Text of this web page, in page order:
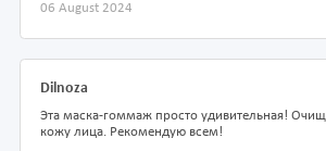
06 August 2024
Dilnoza
Эта маска-гоммаж просто удивительная!
кожу лица. Рекомендую всем!